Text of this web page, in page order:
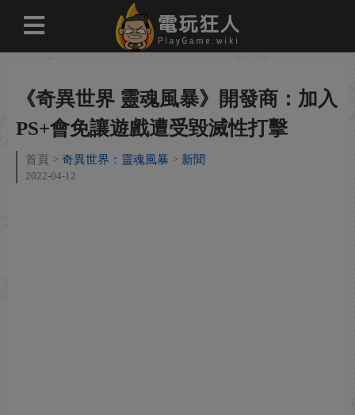
《奇異世界 靈魂風暴》開發商：加入
PS+會免讓遊戲遭受毀滅性打擊
首頁 奇異世界：靈魂風暴 新聞
2022-04-12